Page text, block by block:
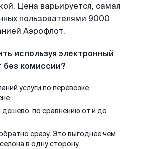
Цена варьируется, самая
пользователями 9000
Аэрофлот.
используя электронный
без комиссии?
услуги по перевозке
по сравнению от и до
сразу. Это выгоднее чем
в одну сторону.